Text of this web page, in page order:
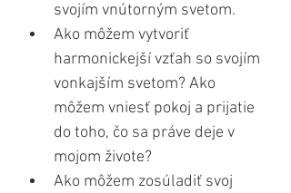
svojím vnútorným svetom.
Ako môžem vytvoriť
harmonickejší vzťah so svojím
vonkajším svetom? Ako
môžem vniesť pokoj a prijatie
do toho, čo sa práve deje v
mojom živote?
Ako môžem zosúladiť svoj